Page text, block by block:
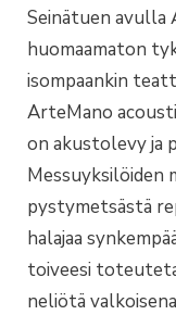
Seinätuen avulla
huomaamaton
isompaankin
ArteMano
on akustolevy ja
Messuyksilöiden
pystymetsästä
halajaa
toiveesi
neliötä